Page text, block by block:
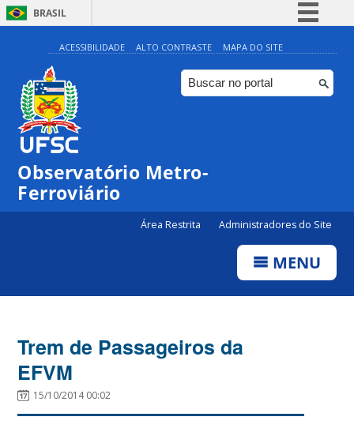
BRASIL
Simplifique!
Comunica BR
Participe
ACESSIBILIDADE ALTO CONTRASTE MAPA DO SITE
Observatório Metro-
Ferroviário
Área Restrita Administradores do Site
MENU
Trem de Passageiros da
EFVM
15/10/2014 00:02